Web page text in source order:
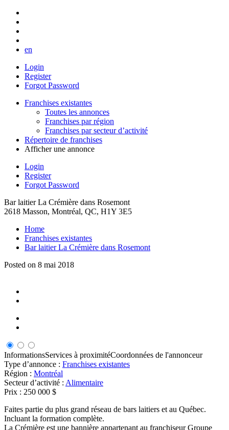
en
Login
Register
Forgot Password
Franchises existantes
Toutes les annonces
Franchises par région
Franchises par secteur d’activité
Répertoire de franchises
Afficher une annonce
Login
Register
Forgot Password
Bar laitier La Crémière dans Rosemont
2618 Masson, Montréal, QC, H1Y 3E5
Home
Franchises existantes
Bar laitier La Crémière dans Rosemont
Posted on 8 mai 2018
InformationsServices à proximitéCoordonnées de l'annonceur
Type d’annonce : Franchises existantes
Région : Montréal
Secteur d’activité : Alimentaire
Prix : 250 000 $
Faites partie du plus grand réseau de bars laitiers et au Québec.
Incluant la formation complète.
La Crémière est une bannière appartenant au franchiseur Groupe